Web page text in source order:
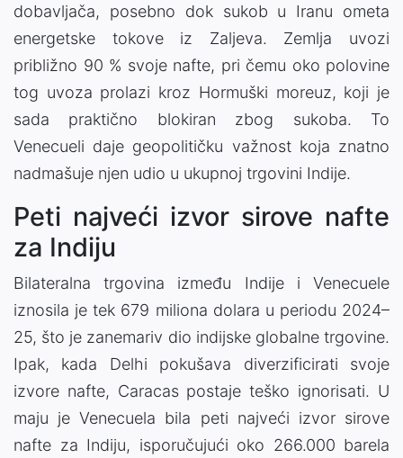
dobavljača, posebno dok sukob u Iranu ometa
energetske tokove iz Zaljeva. Zemlja uvozi
približno 90 % svoje nafte, pri čemu oko polovine
tog uvoza prolazi kroz Hormuški moreuz, koji je
sada praktično blokiran zbog sukoba. To
Venecueli daje geopolitičku važnost koja znatno
nadmašuje njen udio u ukupnoj trgovini Indije.
Peti najveći izvor sirove nafte
za Indiju
Bilateralna trgovina između Indije i Venecuele
iznosila je tek 679 miliona dolara u periodu 2024–
25, što je zanemariv dio indijske globalne trgovine.
Ipak, kada Delhi pokušava diverzificirati svoje
izvore nafte, Caracas postaje teško ignorisati. U
maju je Venecuela bila peti najveći izvor sirove
nafte za Indiju, isporučujući oko 266.000 barela